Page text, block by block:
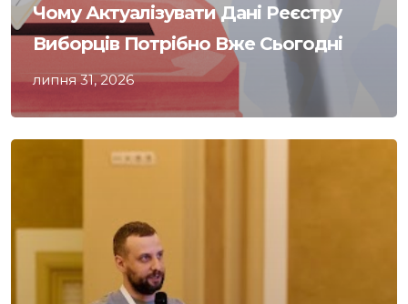
Чому Актуалізувати Дані Реєстру
Виборців Потрібно Вже Сьогодні
липня 31, 2026